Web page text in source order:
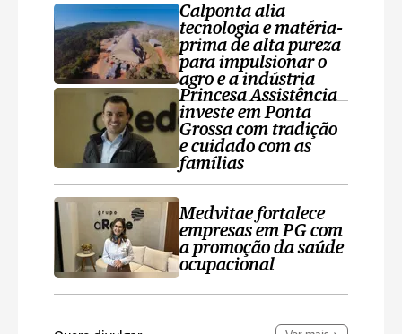
Calponta alia
tecnologia e matéria-
prima de alta pureza
para impulsionar o
agro e a indústria
Princesa Assistência
investe em Ponta
Grossa com tradição
e cuidado com as
famílias
Medvitae fortalece
empresas em PG com
a promoção da saúde
ocupacional